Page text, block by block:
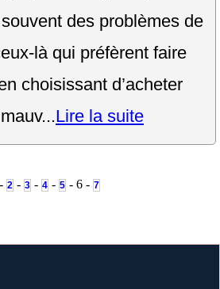
des problèmes de
là qui préfèrent faire
choisissant d’acheter
Lire la suite
- 2 - 3 - 4 - 5 - 6 - 7